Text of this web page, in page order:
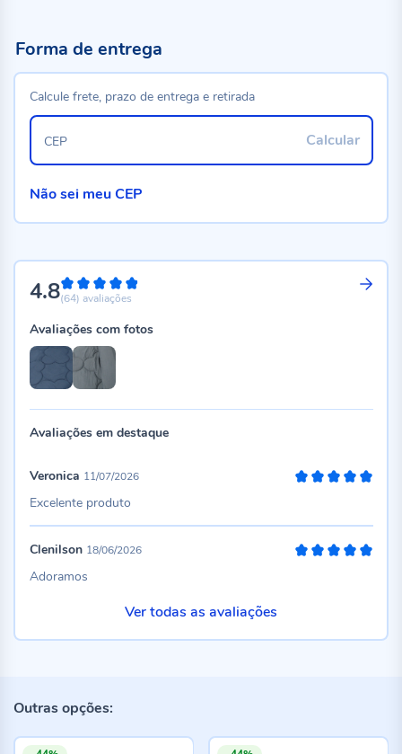
4.896%
(64) avaliações
Avaliações com fotos
Avaliações em destaque
Veronica 11/07/2026
Excelente produto
Clenilson 18/06/2026
Adoramos
Ver todas as avaliações
Forma de entrega
Calcule frete, prazo de entrega e retirada
Calcular
CEP
Não sei meu CEP
Outras opções: